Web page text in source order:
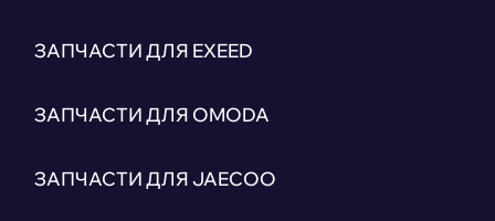
ЗАПЧАСТИ ДЛЯ EXEED
ЗАПЧАСТИ ДЛЯ OMODA
ЗАПЧАСТИ ДЛЯ JAECOO